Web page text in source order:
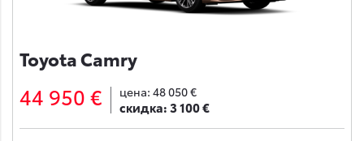
Toyota Camry
44 950 € цена: 48 050 €
скидка:3 100 €